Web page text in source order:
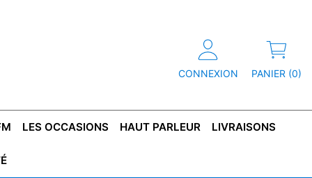
CONNEXION PANIER (0)
LES OCCASIONS HAUT PARLEUR LIVRAISONS